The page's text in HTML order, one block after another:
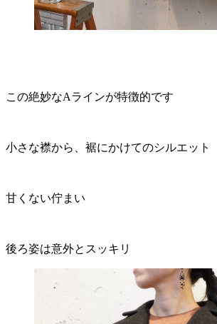
この絶妙なAラインが特徴的です
小さな襟から、裾にかけてのシルエット
甘くない佇まい
後ろ姿は意外とスッキリ